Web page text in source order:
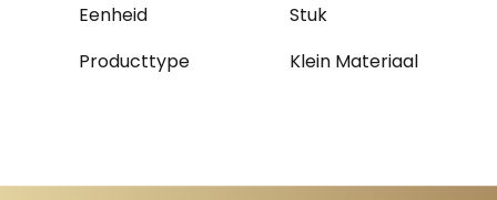
Eenheid
Stuk
Producttype
Klein Materiaal